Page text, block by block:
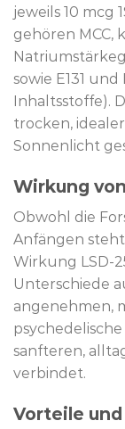
jeweils 10 mcg
gehören MCC,
sowie E131
Inhaltsstoffe).
trocken,
Sonnenlicht
Wirkung
Obwohl die
Anfängen
Wirkung LSD-
Unterschiede
angenehmen,
sanfteren,
verbindet.
Vorteile